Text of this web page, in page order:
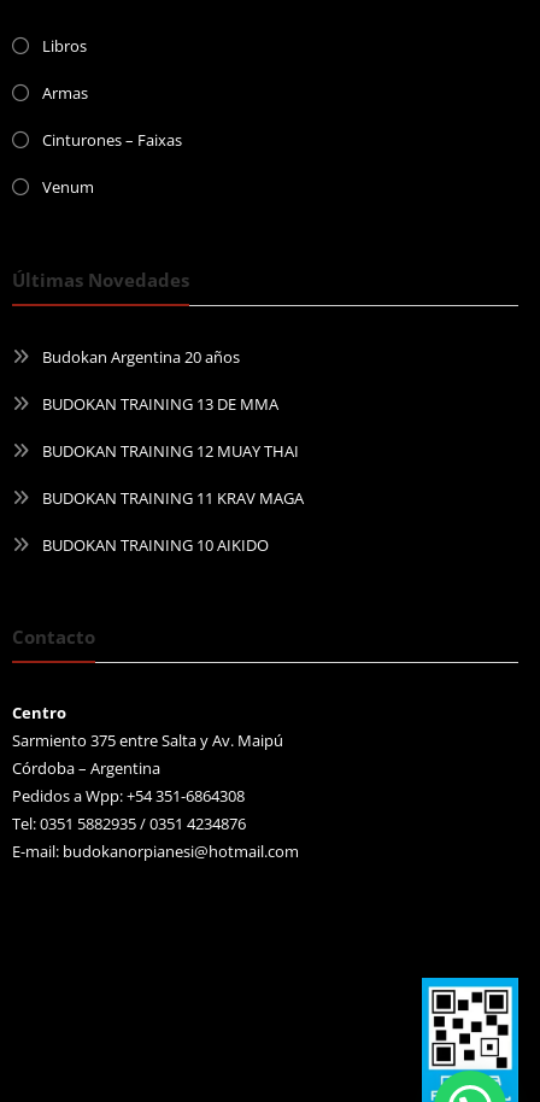
Libros
Armas
Cinturones – Faixas
Venum
Últimas Novedades
Budokan Argentina 20 años
BUDOKAN TRAINING 13 DE MMA
BUDOKAN TRAINING 12 MUAY THAI
BUDOKAN TRAINING 11 KRAV MAGA
BUDOKAN TRAINING 10 AIKIDO
Contacto
Centro
Sarmiento 375 entre Salta y Av. Maipú
Córdoba – Argentina
Pedidos a Wpp: +54 351-6864308
Tel: 0351 5882935 / 0351 4234876
E-mail: budokanorpianesi@hotmail.com